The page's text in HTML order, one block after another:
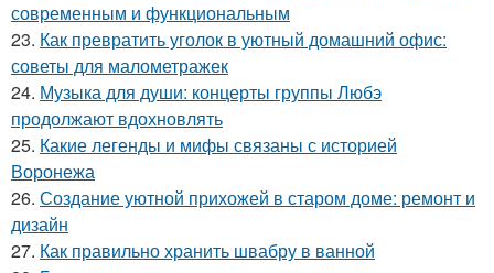
современным и функциональным
23. Как превратить уголок в уютный домашний офис:
советы для малометражек
24. Музыка для души: концерты группы Любэ
продолжают вдохновлять
25. Какие легенды и мифы связаны с историей
Воронежа
26. Создание уютной прихожей в старом доме: ремонт и
дизайн
27. Как правильно хранить швабру в ванной